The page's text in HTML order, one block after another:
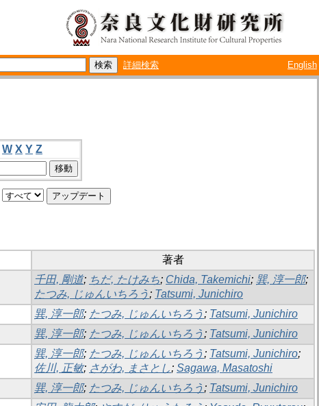
詳細検索 English
W X Y Z
著者
千田, 剛道; ちだ, たけみち; Chida, Takemichi; 巽, 淳一郎;
たつみ, じゅんいちろう ; Tatsumi, Junichiro
巽, 淳一郎; たつみ, じゅんいちろう ; Tatsumi, Junichiro
巽, 淳一郎; たつみ, じゅんいちろう ; Tatsumi, Junichiro
巽, 淳一郎; たつみ, じゅんいちろう ; Tatsumi, Junichiro;
佐川, 正敏; さがわ, まさとし; Sagawa, Masatoshi
巽, 淳一郎; たつみ, じゅんいちろう ; Tatsumi, Junichiro